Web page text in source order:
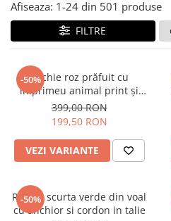
Tricouri si topuri
Rochii de eveniment
Afiseaza: 1-24 din 501 produse
FILTRE
-50%Rochie roz prăfuit cu
imprimeu animal print și
curea
399,00 RON
199,50 RON
VEZI VARIANTE
-50%
Rochie scurta verde din voal
cu anchior si cordon in talie